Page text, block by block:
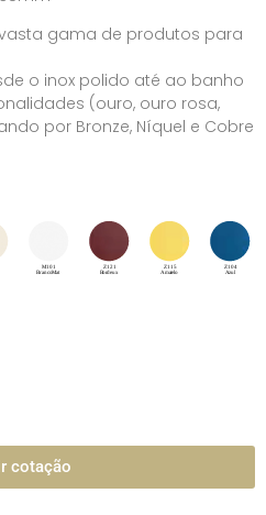
gama de produtos para
o inox polido até ao banho
(ouro, ouro rosa,
por Bronze, Níquel e Cobre
cotação